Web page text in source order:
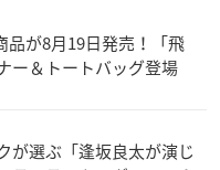
品が8月19日発売！「飛
ー＆トートバッグ登場
が選ぶ「逢坂良太が演じ